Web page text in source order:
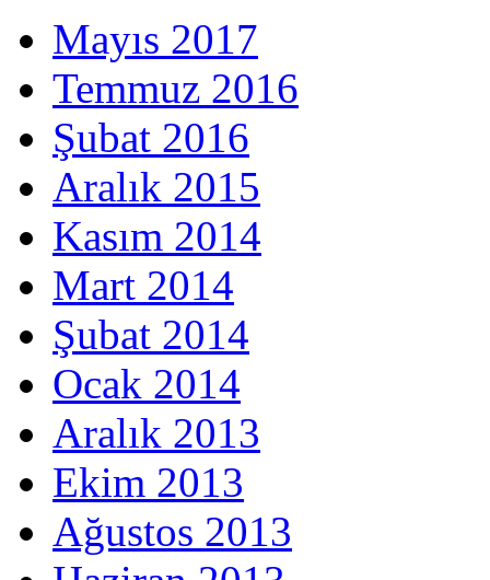
Mayıs 2017
Temmuz 2016
Şubat 2016
Aralık 2015
Kasım 2014
Mart 2014
Şubat 2014
Ocak 2014
Aralık 2013
Ekim 2013
Ağustos 2013